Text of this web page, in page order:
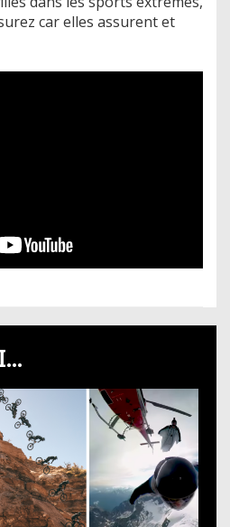
car elles assurent et